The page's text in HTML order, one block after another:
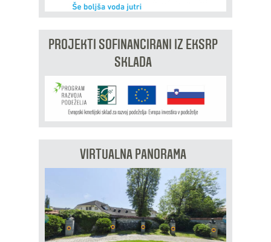
PROJEKTI SOFINANCIRANI IZ EKSRP
SKLADA
VIRTUALNA PANORAMA